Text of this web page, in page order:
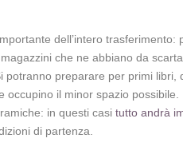
dell’intero
che ne abbiano da
preparare per primi
il minor spazio
in questi casi tutto andrà
di partenza.